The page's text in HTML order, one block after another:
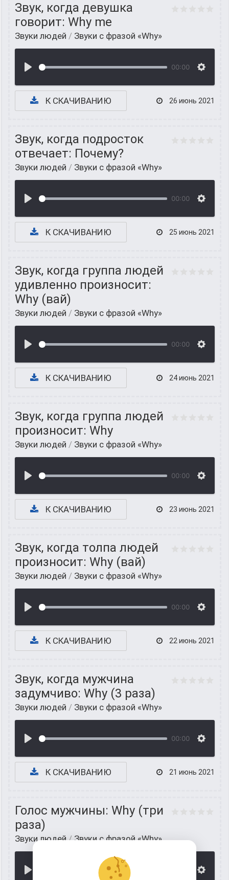
Звук, когда девушка
говорит: Why me
Звуки людей / Звуки с фразой «Why»
00:00
К СКАЧИВАНИЮ 26 июнь 2021
Звук, когда подросток
отвечает: Почему?
Звуки людей / Звуки с фразой «Why»
00:00
К СКАЧИВАНИЮ 25 июнь 2021
Звук, когда группа людей
удивленно произносит:
Why (вай)
Звуки людей / Звуки с фразой «Why»
00:00
К СКАЧИВАНИЮ 24 июнь 2021
Звук, когда группа людей
произносит: Why
Звуки людей / Звуки с фразой «Why»
00:00
К СКАЧИВАНИЮ 23 июнь 2021
Звук, когда толпа людей
произносит: Why (вай)
Звуки людей / Звуки с фразой «Why»
00:00
К СКАЧИВАНИЮ 22 июнь 2021
Звук, когда мужчина
задумчиво: Why (3 раза)
Звуки людей / Звуки с фразой «Why»
00:00
К СКАЧИВАНИЮ 21 июнь 2021
Голос мужчины: Why (три
раза)
Звуки людей/Звуки с фразой «Why»